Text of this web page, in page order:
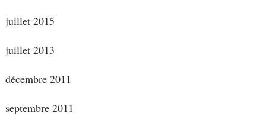
juillet 2015
juillet 2013
décembre 2011
septembre 2011